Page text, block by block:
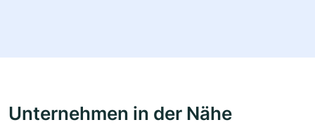
Unternehmen in der Nähe